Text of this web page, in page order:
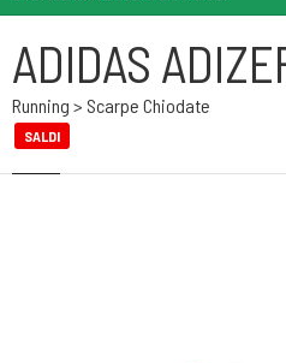
ADIDAS
Running > Scarpe Chiodate
SALDI